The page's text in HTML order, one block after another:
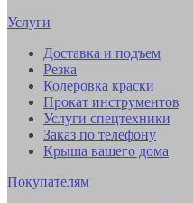
Услуги
Доставка и подъем
Резка
Колеровка краски
Прокат инструментов
Услуги спецтехники
Заказ по телефону
Крыша вашего дома
Покупателям